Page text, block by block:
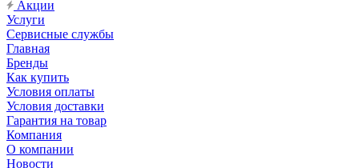
Акции
Услуги
Сервисные службы
Главная
Бренды
Как купить
Условия оплаты
Условия доставки
Гарантия на товар
Компания
О компании
Новости